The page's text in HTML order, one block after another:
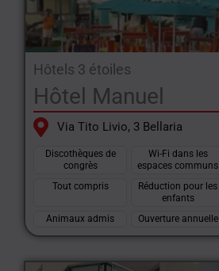
Hôtels 3 étoiles
Hôtel Manuel
Via Tito Livio, 3 Bellaria
Discothèques de
congrès
Wi-Fi dans les
espaces communs
Tout compris
Réduction pour les
enfants
Animaux admis
Ouverture annuelle